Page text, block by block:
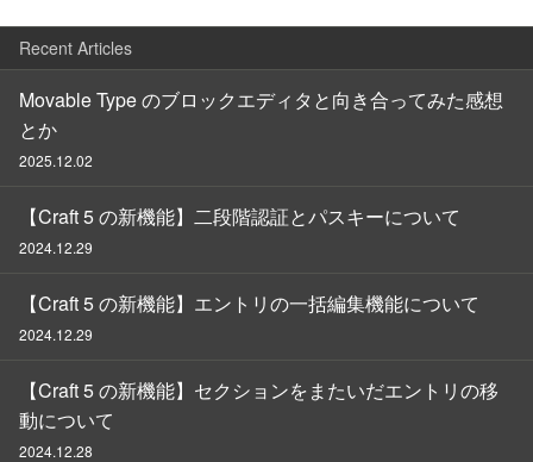
Recent Articles
Movable Type のブロックエディタと向き合ってみた感想
とか
2025.12.02
【Craft 5 の新機能】二段階認証とパスキーについて
2024.12.29
【Craft 5 の新機能】エントリの一括編集機能について
2024.12.29
【Craft 5 の新機能】セクションをまたいだエントリの移
動について
2024.12.28